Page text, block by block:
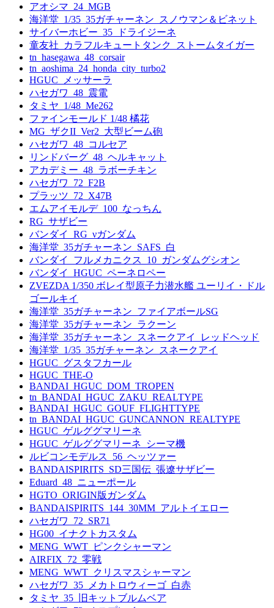
アオシマ_24_MGB
海洋堂_1/35_35ガチャーネン_スノウマン＆ビネット
サイバーホビー_35_ドライジーネ
童友社_カラフルキュートタンク_ストームタイガー
tn_hasegawa_48_corsair
tn_aoshima_24_honda_city_turbo2
HGUC_メッサーラ
ハセガワ_48_震電
タミヤ_1/48_Me262
ファインモールド 1/48 橘花
MG_ザクII_Ver2_大型ビーム砲
ハセガワ_48_コルセア
リンドバーグ_48_ヘルキャット
アカデミー_48_ラボーチキン
ハセガワ_72_F2B
プラッツ_72_X47B
エムアイモルデ_100_なっちん
RG_サザビー
バンダイ_RG_νガンダム
海洋堂_35ガチャーネン_SAFS_白
バンダイ_フルメカニクス_10_ガンダムグシオン
バンダイ_HGUC_ペーネロペー
ZVEZDA 1/350 ボレイ型原子力潜水艦 ユーリイ・ドル
ゴールキイ
海洋堂_35ガチャーネン_ファイアボールSG
海洋堂_35ガチャーネン_ラクーン
海洋堂_35ガチャーネン_スネークアイ_レッドヘッド
海洋堂_1/35_35ガチャーネン_スネークアイ
HGUC_グスタフカール
HGUC_THE-O
BANDAI_HGUC_DOM_TROPEN
tn_BANDAI_HGUC_ZAKU_REALTYPE
BANDAI_HGUC_GOUF_FLIGHTTYPE
tn_BANDAI_HGUC_GUNCANNON_REALTYPE
HGUC_ゲルググマリーネ
HGUC_ゲルググマリーネ_シーマ機
ルビコンモデルス_56_ヘッツァー
BANDAISPIRITS_SD三国伝_張遼サザビー
Eduard_48_ニューポール
HGTO_ORIGIN版ガンダム
BANDAISPIRITS_144_30MM_アルトイエロー
ハセガワ_72_SR71
HG00_イナクトカスタム
MENG_WWT_ピンクシャーマン
AIRFIX_72_零戦
MENG_WWT_クリスマスシャーマン
ハセガワ_35_メカトロウィーゴ_白赤
タミヤ_35_旧キットブルムベア